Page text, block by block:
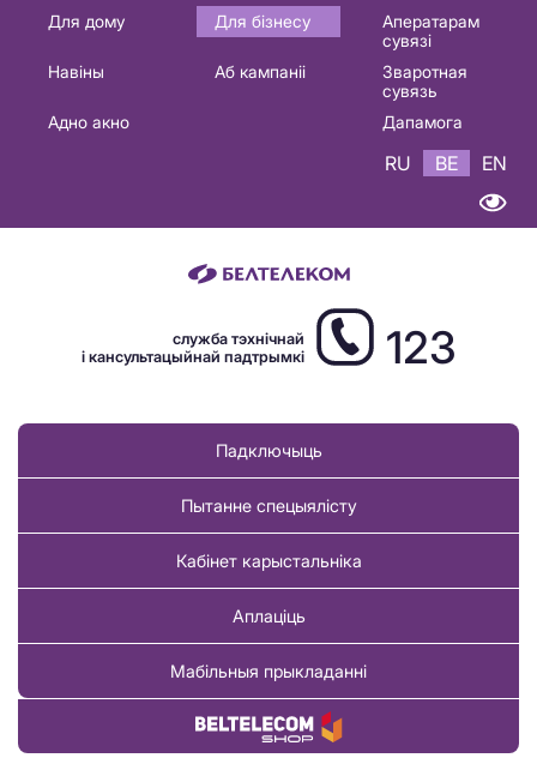
Основная
навигация
Для дому Для бізнесу
Аператарам
сувязі
Навіны
Аб кампаніі
Зваротная
сувязь
Адно акно
Дапамога
RU BE EN
служба тэхнічнай
і кансультацыйнай падтрымкі
123
Падключыць
Пытанне спецыялісту
Кабінет карыстальніка
Аплаціць
Мабільныя прыкладанні
Купіць тавар